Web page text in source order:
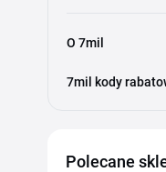
O 7mil
7mil kody
Polecane